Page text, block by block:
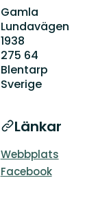
Gamla
Lundavägen
1938
275 64
Blentarp
Sverige
Länkar
Webbplats
Facebook